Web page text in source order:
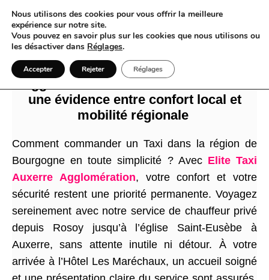
Quand Elite Taxi Auxerre
une évidence entre confort local et
mobilité régionale
Comment commander un Taxi dans la région de
Bourgogne en toute simplicité ? Avec Elite Taxi
Auxerre Agglomération, votre confort et votre
sécurité restent une priorité permanente. Voyagez
sereinement avec notre service de chauffeur privé
depuis Rosoy jusqu’à l’église Saint-Eusèbe à
Auxerre, sans attente inutile ni détour. À votre
arrivée à l’Hôtel Les Maréchaux, un accueil soigné
Nous utilisons des cookies pour vous offrir la meilleure
expérience sur notre site.
Vous pouvez en savoir plus sur les cookies que nous utilisons ou
les désactiver dans Réglages.
Accepter Rejeter Réglages